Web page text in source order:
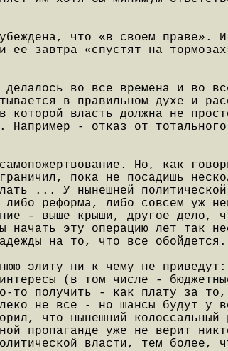
что «в своем праве».
ее завтра «спустят на
во все времена и во
в правильном духе и
власть должна не
Например - отказ от
Но, как
пока не посадишь
... У нынешней политической
реформа, либо совсем уж
- выше крыши, другое дело,
начать эту операцию лет так
на то, что все обойдется.
элиту ни к чему не
(в том числе -
то получить - как плату за
не все - но шансы будут у
что нынешний колоссальный
пропаганде уже не верит
власти, тем более,